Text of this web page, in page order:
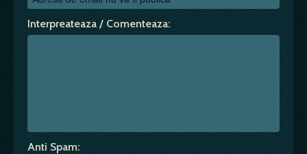
Interpreateaza / Comenteaza:
Anti Spam: